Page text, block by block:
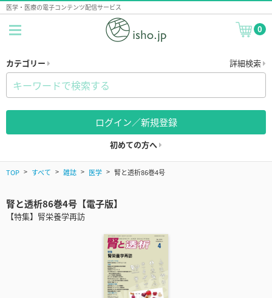
医学・医療の電子コンテンツ配信サービス
0
カテゴリー 詳細検索
ログイン／新規登録
初めての方へ
TOP すべて 雑誌 医学 腎と透析86巻4号
腎と透析86巻4号【電子版】
【特集】腎栄養学再訪